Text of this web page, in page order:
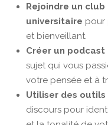
Rejoindre un
universitaire pour
et bienveillant.
Créer un podcast
sujet qui vous
votre pensée et à
Utiliser des outils
discours pour